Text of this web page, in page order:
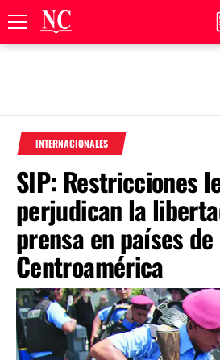
content
INTERNACIONALES
SIP: Restricciones
perjudican la
prensa en países de
Centroamérica